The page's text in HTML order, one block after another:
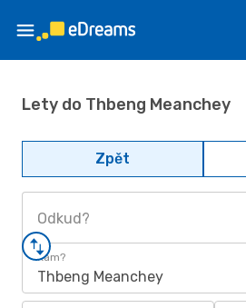
Lety do Thbeng Meanchey
Zpět
Odkud?
Kam?
Thbeng Meanchey